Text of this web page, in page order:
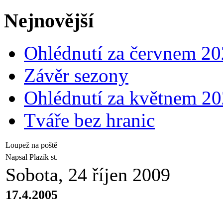
Nejnovější
Ohlédnutí za červnem
Závěr sezony
Ohlédnutí za květnem
Tváře bez hranic
Loupež na poště
Napsal Plazík st.
Sobota, 24 říjen 2009
17.4.2005